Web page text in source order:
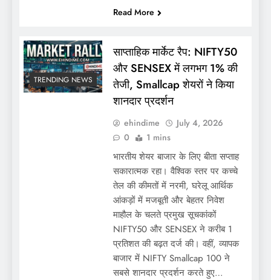
Read More
TRENDING NEWS
साप्ताहिक मार्केट रैप: NIFTY50
और SENSEX में लगभग 1% की
तेजी, Smallcap शेयरों ने किया
शानदार प्रदर्शन
ehindime
July 4, 2026
0
1 mins
भारतीय शेयर बाजार के लिए बीता सप्ताह
सकारात्मक रहा। वैश्विक स्तर पर कच्चे
तेल की कीमतों में नरमी, घरेलू आर्थिक
आंकड़ों में मजबूती और बेहतर निवेश
माहौल के चलते प्रमुख सूचकांकों
NIFTY50 और SENSEX ने करीब 1
प्रतिशत की बढ़त दर्ज की। वहीं, व्यापक
बाजार में NIFTY Smallcap 100 ने
सबसे शानदार प्रदर्शन करते हुए…